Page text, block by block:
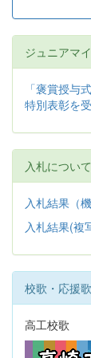
ジュニアマ
「褒賞授与
特別表彰を
入札について
入札結果（
入札結果(複
校歌・応援歌
高工校歌